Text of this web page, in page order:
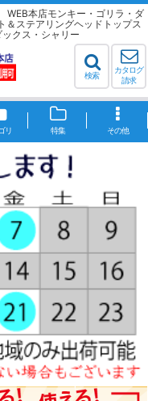
本店モンキー・ゴリラ・ダ
ステアリングヘッドトップス
クス・シャリー
検索
カタログ
請求
リ 特集 その他